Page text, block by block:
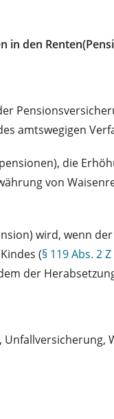
in den
amtswegigen
die
von
wird, wenn
(§ 119 Abs. 2 Z
der